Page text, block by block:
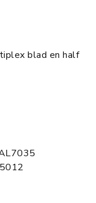
blad en half